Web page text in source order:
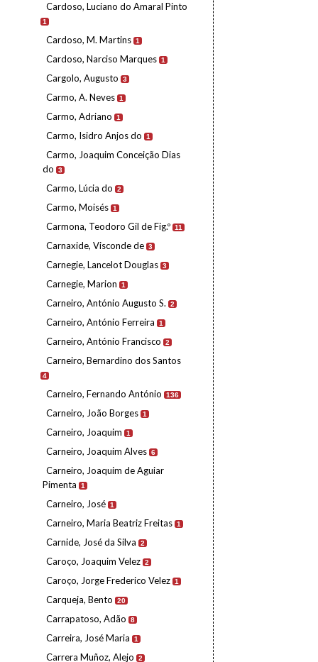
Cardoso, Luciano do Amaral Pinto
1
Cardoso, M. Martins 1
Cardoso, Narciso Marques 1
Cargolo, Augusto 3
Carmo, A. Neves 1
Carmo, Adriano 1
Carmo, Isidro Anjos do 1
Carmo, Joaquim Conceição Dias
do
3
Carmo, Lúcia do 2
Carmo, Moisés 1
Carmona, Teodoro Gil de Fig.º 11
Carnaxide, Visconde de 3
Carnegie, Lancelot Douglas 3
Carnegie, Marion 1
Carneiro, António Augusto S. 2
Carneiro, António Ferreira 1
Carneiro, António Francisco 2
Carneiro, Bernardino dos Santos
4
Carneiro, Fernando António 136
Carneiro, João Borges 1
Carneiro, Joaquim 1
Carneiro, Joaquim Alves 6
Carneiro, Joaquim de Aguiar
Pimenta
1
Carneiro, José 1
Carneiro, Maria Beatriz Freitas 1
Carnide, José da Silva 2
Caroço, Joaquim Velez 2
Caroço, Jorge Frederico Velez 1
Carqueja, Bento 20
Carrapatoso, Adão 8
Carreira, José Maria 1
Carrera Muñoz, Alejo 2